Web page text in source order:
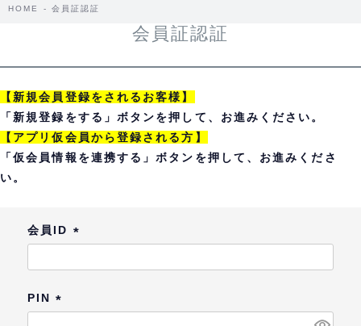
HOME 会員証認証
会員証認証
【新規会員登録をされるお客様】
「新規登録をする」ボタンを押して、お進みください。
【アプリ仮会員から登録される方】
「仮会員情報を連携する」ボタンを押して、お進みくださ
い。
会員ID
必
PIN